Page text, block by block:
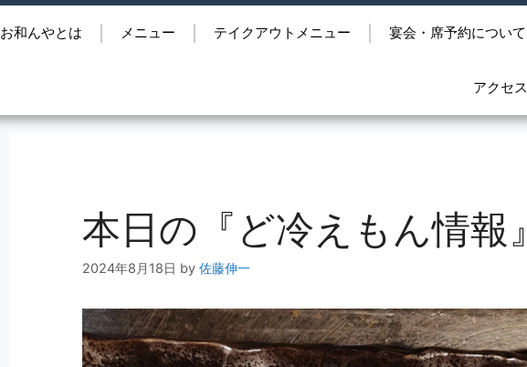
お和んやとは メニュー テイクアウトメニュー 宴会・席予約について
アクセス
本日の『ど冷えもん情報』
2024年8月18日 by 佐藤伸一